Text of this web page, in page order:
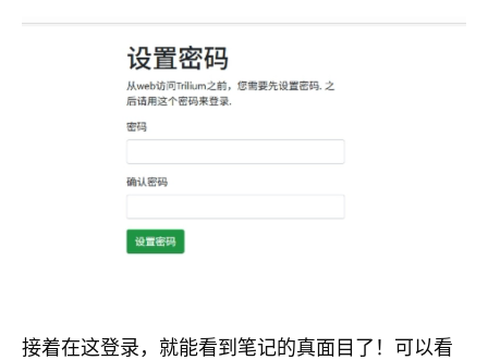
接着在这登录，就能看到笔记的真面目了！可以看